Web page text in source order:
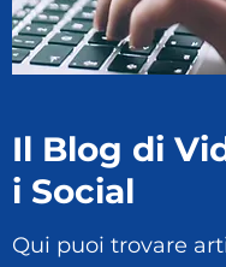
Il Blog di
i Social
Qui puoi trovare